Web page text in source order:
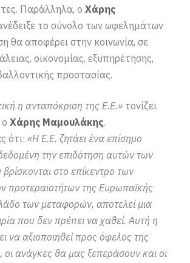
Παράλληλα, οΧάρης
το σύνολο των ωφελημάτων
θα αποφέρει στην κοινωνία, σε
οικονομίας, εξυπηρέτησης,
προστασίας.
η ανταπόκριση της Ε.Ε.» τονίζει
οΧάρης Μαμουλάκης,
ότι:«Η Ε.Ε. ζητάει ένα επίσημο
την επιδότηση αυτών των
στο επίκεντρο των
προτεραιοτήτων της Ευρωπαϊκής
των μεταφορών, αποτελεί μια
που δεν πρέπει να χαθεί. Αυτή η
να αξιοποιηθεί προς όφελος της
οι ανάγκες θα μας ξεπεράσουν και οι